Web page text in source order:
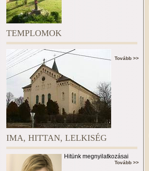
TEMPLOMOK
Tovább >>
IMA, HITTAN, LELKISÉG
Hitünk megnyilatkozásai
Tovább >>